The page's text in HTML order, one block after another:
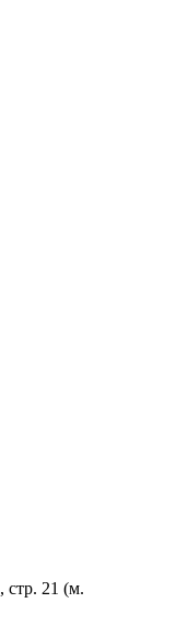
21 (м.